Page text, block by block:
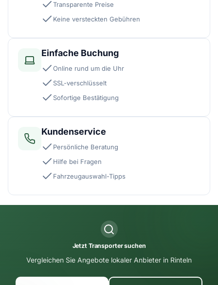
Transparente Preise
Keine versteckten Gebühren
Einfache Buchung
Online rund um die Uhr
SSL-verschlüsselt
Sofortige Bestätigung
Kundenservice
Persönliche Beratung
Hilfe bei Fragen
Fahrzeugauswahl-Tipps
Jetzt Transporter suchen
Vergleichen Sie Angebote lokaler Anbieter in Rinteln